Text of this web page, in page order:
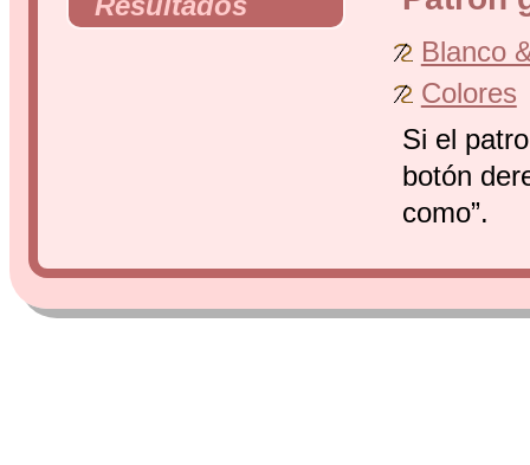
Blanco
Colores
Si el
botón
como”.